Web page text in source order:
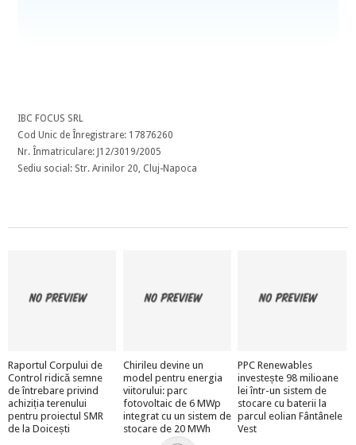
IBC FOCUS SRL
Cod Unic de Înregistrare: 17876260
Nr. Înmatriculare: J12/3019/2005
Sediu social: Str. Arinilor 20, Cluj-Napoca
Raportul Corpului de
Control ridică semne
de întrebare privind
achiziția terenului
pentru proiectul SMR
de la Doicești
Chirileu devine un
model pentru energia
viitorului: parc
fotovoltaic de 6 MWp
integrat cu un sistem de
stocare de 20 MWh
PPC Renewables
investește 98 milioane
lei într-un sistem de
stocare cu baterii la
parcul eolian Fântânele
Vest